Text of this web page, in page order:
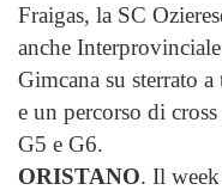
Fraigas, la SC
anche
Gimcana su sterrato
e un percorso di
G5 e G6.
ORISTANO. Il